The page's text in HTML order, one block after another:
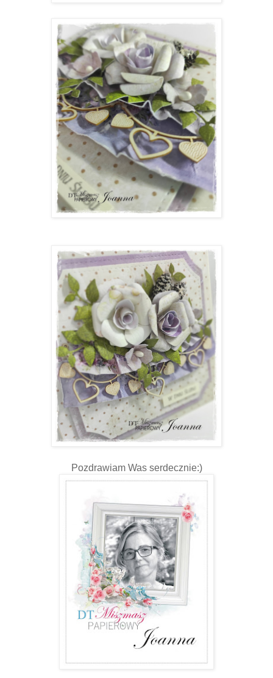
Pozdrawiam Was serdecznie:)